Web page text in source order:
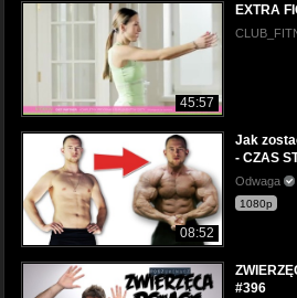
45:57
EXTRA
08:52
Jak
- CZAS
Odwaga
1080p
#396